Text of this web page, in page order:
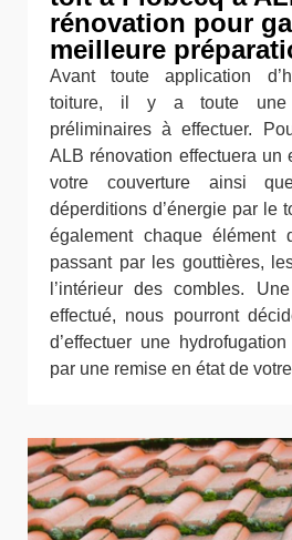
rénovation pour
meilleure
Avant toute application
toiture, il y a toute une
préliminaires à effectuer.
ALB rénovation effectuera un
votre couverture ainsi
déperditions d’énergie par le
également chaque élément
passant par les gouttières,
l’intérieur des combles.
effectué, nous pourront
d’effectuer une
par une remise en état de